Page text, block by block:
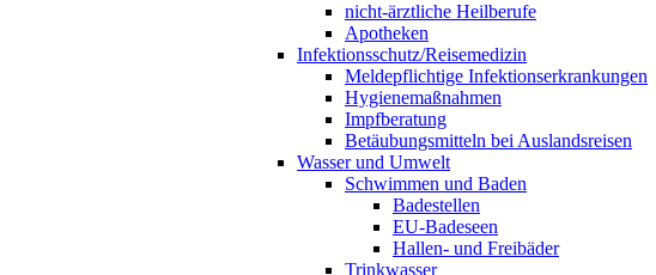
nicht-ärztliche Heilberufe
Apotheken
Infektionsschutz/Reisemedizin
Meldepflichtige Infektionserkrankungen
Hygienemaßnahmen
Impfberatung
Betäubungsmitteln bei Auslandsreisen
Wasser und Umwelt
Schwimmen und Baden
Badestellen
EU-Badeseen
Hallen- und Freibäder
Trinkwasser